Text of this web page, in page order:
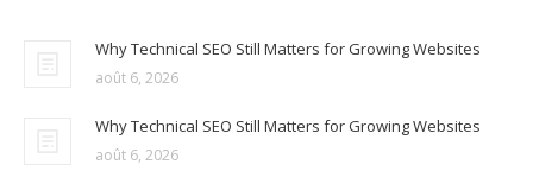
Why Technical SEO Still Matters for Growing Websites
août 6, 2026
Why Technical SEO Still Matters for Growing Websites
août 6, 2026